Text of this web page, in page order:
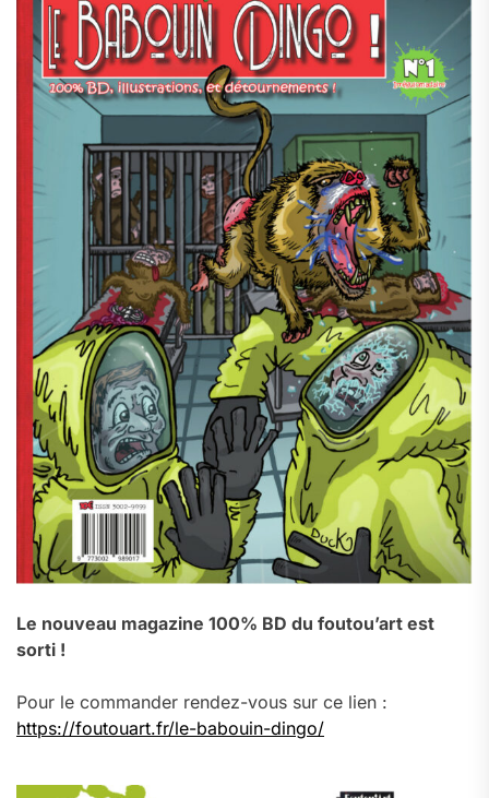
Le nouveau magazine 100% BD du foutou’art est
sorti !
Pour le commander rendez-vous sur ce lien :
https://foutouart.fr/le-babouin-dingo/